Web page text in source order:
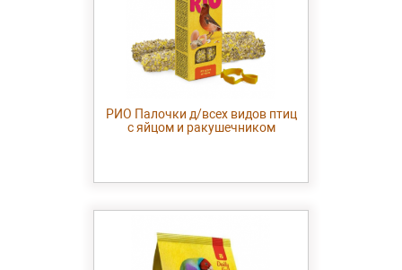
РИО Палочки д/всех видов птиц
с яйцом и ракушечником